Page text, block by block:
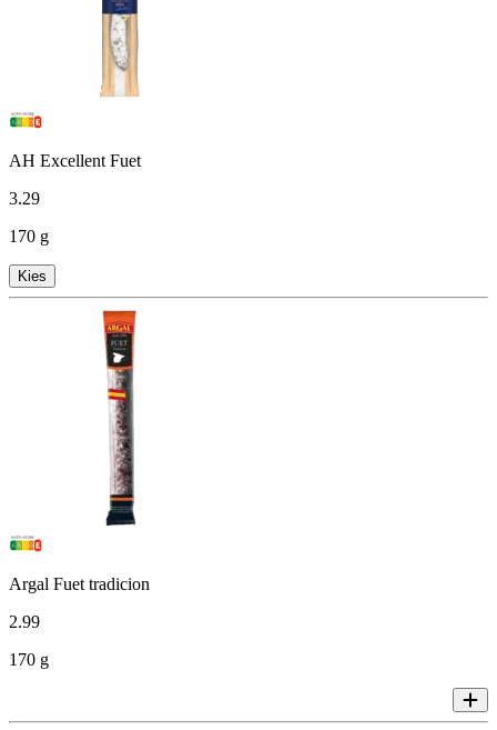
AH Excellent Fuet
3.29
170 g
Kies
Argal Fuet tradicion
2.99
170 g